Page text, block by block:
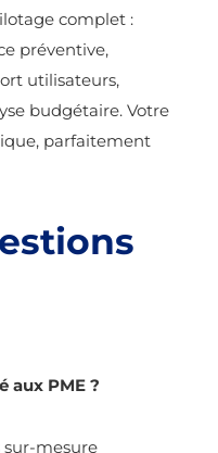
complet :
préventive,
utilisateurs,
budgétaire. Votre
parfaitement
aux PME ?
sur-mesure